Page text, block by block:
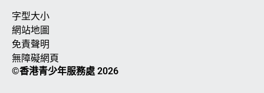
字型大小
網站地圖
免責聲明
無障礙網頁
©香港青少年服務處 2026